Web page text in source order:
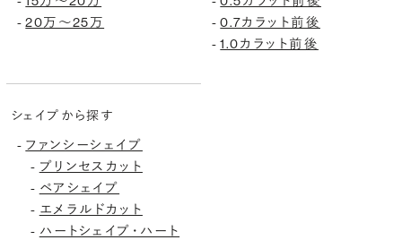
-20万〜25万 -0.7カラット前後
-1.0カラット前後
シェイプから探す
- ファンシーシェイプ
- プリンセスカット
- ペアシェイプ
- エメラルドカット
- ハートシェイプ・ハート